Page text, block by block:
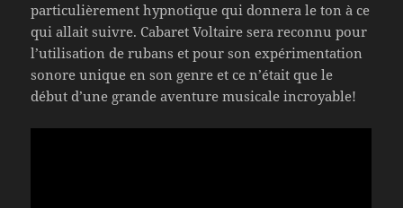
particulièrement hypnotique qui donnera le ton à ce
qui allait suivre. Cabaret Voltaire sera reconnu pour
l’utilisation de rubans et pour son expérimentation
sonore unique en son genre et ce n’était que le
début d’une grande aventure musicale incroyable!